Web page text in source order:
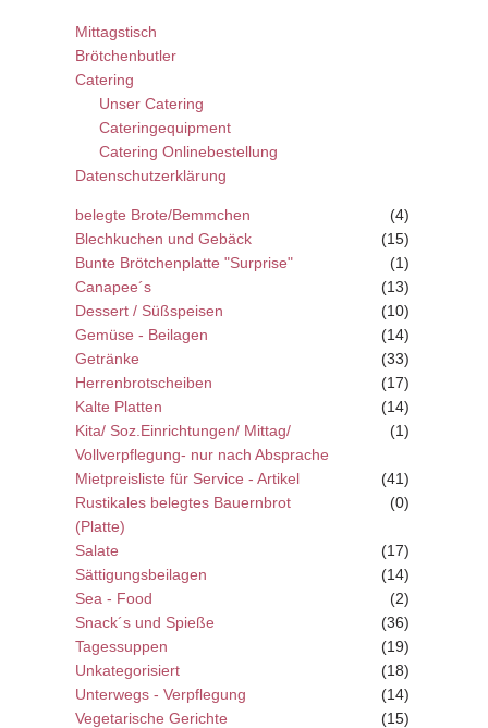
Mittagstisch
Brötchenbutler
Catering
Unser Catering
Cateringequipment
Catering Onlinebestellung
Datenschutzerklärung
belegte Brote/Bemmchen
(4)
Blechkuchen und Gebäck
(15)
Bunte Brötchenplatte "Surprise"
(1)
Canapee´s
(13)
Dessert / Süßspeisen
(10)
Gemüse - Beilagen
(14)
Getränke
(33)
Herrenbrotscheiben
(17)
Kalte Platten
(14)
Kita/ Soz.Einrichtungen/ Mittag/
Vollverpflegung- nur nach Absprache
(1)
Mietpreisliste für Service - Artikel
(41)
Rustikales belegtes Bauernbrot
(Platte)
(0)
Salate
(17)
Sättigungsbeilagen
(14)
Sea - Food
(2)
Snack´s und Spieße
(36)
Tagessuppen
(19)
Unkategorisiert
(18)
Unterwegs - Verpflegung
(14)
Vegetarische Gerichte
(15)